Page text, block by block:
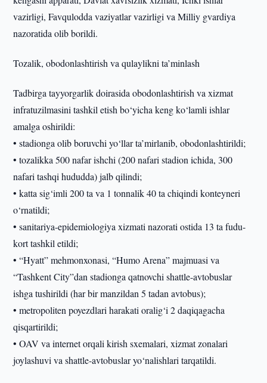
vazirligi, Favqulodda vaziyatlar vazirligi va Milliy gvardiya
nazoratida olib borildi.
Tozalik, obodonlashtirish va qulaylikni ta’minlash
Tadbirga tayyorgarlik doirasida obodonlashtirish va xizmat
infratuzilmasini tashkil etish bo‘yicha keng ko‘lamli ishlar
amalga oshirildi:
• stadionga olib boruvchi yo‘llar ta’mirlanib, obodonlashtirildi;
• tozalikka 500 nafar ishchi (200 nafari stadion ichida, 300
nafari tashqi hududda) jalb qilindi;
• katta sig‘imli 200 ta va 1 tonnalik 40 ta chiqindi konteyneri
o‘rnatildi;
• sanitariya-epidemiologiya xizmati nazorati ostida 13 ta fudu-
kort tashkil etildi;
• “Hyatt” mehmonxonasi, “Humo Arena” majmuasi va
“Tashkent City”dan stadionga qatnovchi shattle-avtobuslar
ishga tushirildi (har bir manzildan 5 tadan avtobus);
• metropoliten poyezdlari harakati oralig‘i 2 daqiqagacha
qisqartirildi;
• OAV va internet orqali kirish sxemalari, xizmat zonalari
joylashuvi va shattle-avtobuslar yo‘nalishlari tarqatildi.